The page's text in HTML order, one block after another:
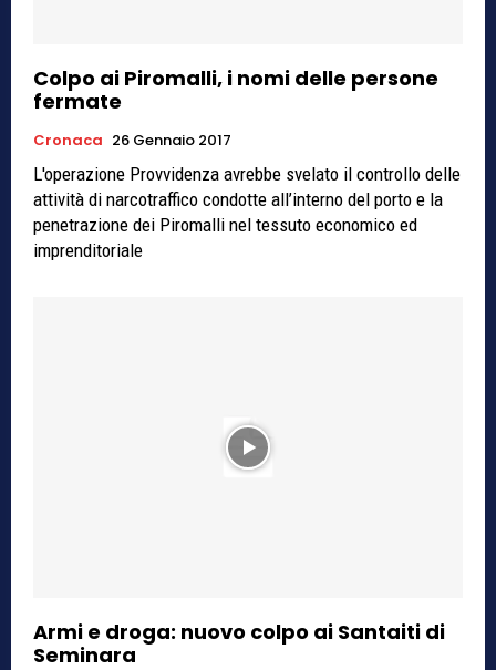
Colpo ai Piromalli, i nomi delle persone
fermate
Cronaca 26 Gennaio 2017
L'operazione Provvidenza avrebbe svelato il controllo delle
attività di narcotraffico condotte all’interno del porto e la
penetrazione dei Piromalli nel tessuto economico ed
imprenditoriale
Armi e droga: nuovo colpo ai Santaiti di
Seminara